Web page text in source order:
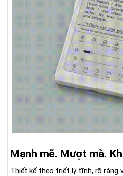
Mạnh mẽ. Mượt mà.
Thiết kế theo triết lý tĩnh, rõ ràng